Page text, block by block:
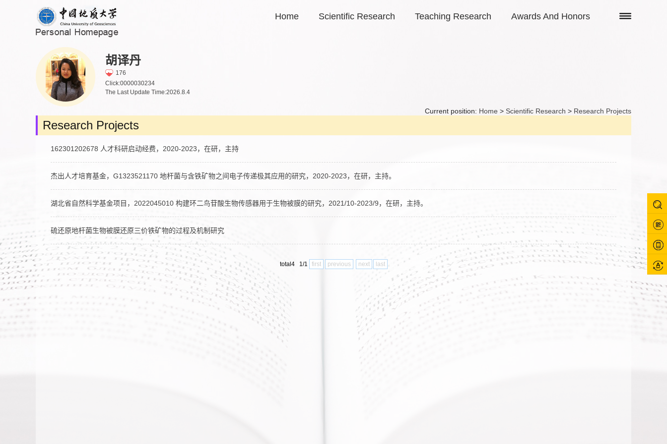
Home Scientific Research Teaching Research Awards And Honors
胡译丹
176
Click:0000030234
The Last Update Time:2026.8.4
Current position: Home > Scientific Research > Research Projects
Research Projects
162301202678 人才科研启动经费，2020-2023，在研，主持
杰出人才培育基金，G1323521170 地杆菌与含铁矿物之间电子传递极其应用的研究，2020-2023，在研，主持。
湖北省自然科学基金项目，2022045010 构建环二鸟苷酸生物传感器用于生物被膜的研究，2021/10-2023/9，在研，主持。
硫还原地杆菌生物被膜还原三价铁矿物的过程及机制研究
total4 1/1 first previous next last